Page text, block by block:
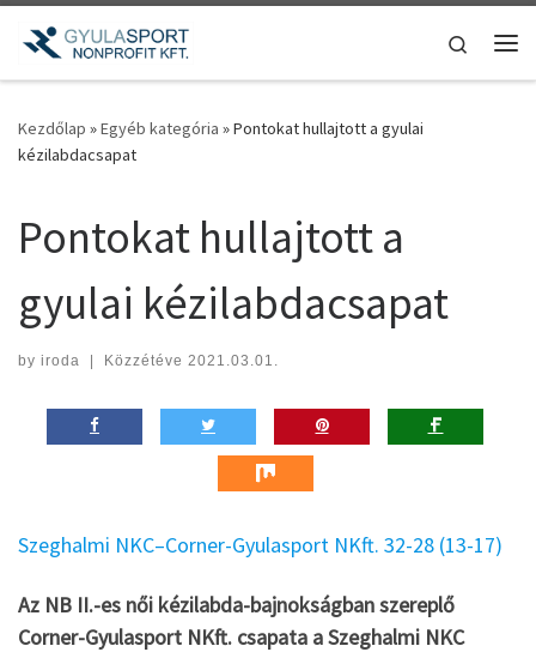
Teljes tartalom megjelenítése
Search
Kezdőlap »Egyéb kategória »Pontokat hullajtott a gyulai
kézilabdacsapat
Pontokat hullajtott a
gyulai kézilabdacsapat
by iroda | Közzétéve 2021.03.01.
Szeghalmi NKC–Corner-Gyulasport NKft. 32-28 (13-17)
Az NB II.-es női kézilabda-bajnokságban szereplő
Corner-Gyulasport NKft. csapata a Szeghalmi NKC